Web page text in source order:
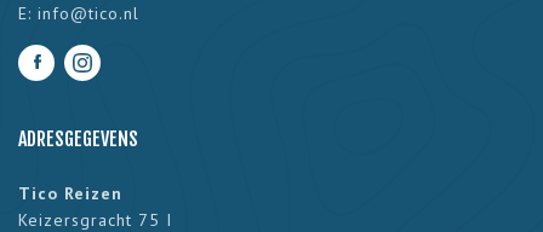
E: info@tico.nl
ADRESGEGEVENS
Tico Reizen
Keizersgracht 75 I